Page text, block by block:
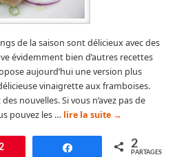
de la saison sont délicieux avec des
évidemment bien d’autres recettes
aujourd’hui une version plus
vinaigrette aux framboises.
nouvelles. Si vous n’avez pas de
pouvez les … lire la suite →
Partagez 2
PARTAGES